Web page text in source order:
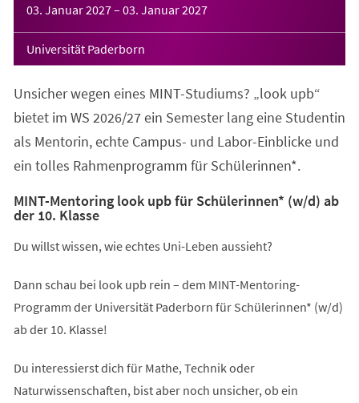
03. Januar 2027– 03. Januar 2027
Universität Paderborn
Unsicher wegen eines MINT-Studiums? „look upb“
bietet im WS 2026/27 ein Semester lang eine Studentin
als Mentorin, echte Campus- und Labor-Einblicke und
ein tolles Rahmenprogramm für Schülerinnen*.
MINT-Mentoring look upb für Schülerinnen* (w/d) ab
der 10. Klasse
Du willst wissen, wie echtes Uni-Leben aussieht?
Dann schau bei look upb rein – dem MINT-Mentoring-
Programm der Universität Paderborn für Schülerinnen* (w/d)
ab der 10. Klasse!
Du interessierst dich für Mathe, Technik oder
Naturwissenschaften, bist aber noch unsicher, ob ein